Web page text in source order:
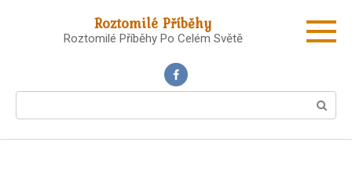
Roztomilé Příběhy
Roztomilé Příběhy Po Celém Světě